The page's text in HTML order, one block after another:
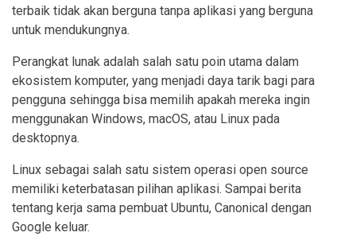
terbaik tidak akan berguna tanpa aplikasi yang berguna
untuk mendukungnya.
Perangkat lunak adalah salah satu poin utama dalam
ekosistem komputer, yang menjadi daya tarik bagi para
pengguna sehingga bisa memilih apakah mereka ingin
menggunakan Windows, macOS, atau Linux pada
desktopnya.
Linux sebagai salah satu sistem operasi open source
memiliki keterbatasan pilihan aplikasi. Sampai berita
tentang kerja sama pembuat Ubuntu, Canonical dengan
Google keluar.